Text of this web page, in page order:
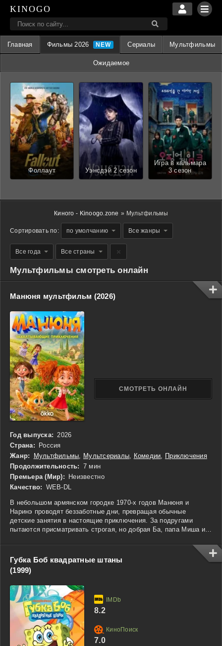
KINOGO
Главная Фильмы 2026 Сериалы Мультфильмы
Ожидаемое
Фоллаут Уэнсдэй 2 сезон
Игра в кальмара
3 сезон
Киного - Kinoogo.zone » Мультфильмы
Сортировать по: по умолчанию Все жанры
Все года Все страны
Мультфильмы смотреть онлайн
Манюня мультфильм (2026)
Год выпуска: 2026
Страна: Россия
Жанр:
Мультфильмы Мультсериалы Комедии
Приключения
Продолжительность: 7 мин
Премьера (Мир): Неизвестно
Качество: WEB-DL
В небольшом армянском городке 1970-х годов Манюня и
Наринэ проводят беззаботные дни, превращая обычные
детские занятия в настоящие приключения. За подругами
пытаются присматривать строгая, но добрая Ба, папа Миша и
удается далеко не всегда. В их компании вскоре появляются
Каринка по прозвищу «Метеор» и местный мальчишка Рубик.
Вместе ребята постоянно оказываются в неожиданных
ситуациях, где шалости приводят к забавным последствиям и
возникающие трудности, друзья дорожат своей дружбой и
продолжают наслаждаться яркими моментами детства.
СМОТРЕТЬ ОНЛАЙН
Губка Боб квадратные штаны
(1999)
8.2
7.0